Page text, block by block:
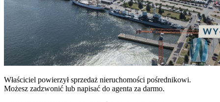
Właściciel powierzył sprzedaż nieruchomości pośrednikowi.
Możesz zadzwonić lub napisać do agenta za darmo.